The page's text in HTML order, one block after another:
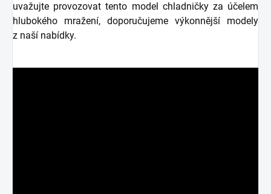
uvažujte provozovat tento model chladničky za účelem
hlubokého mražení, doporučujeme výkonnější modely
z naší nabídky.